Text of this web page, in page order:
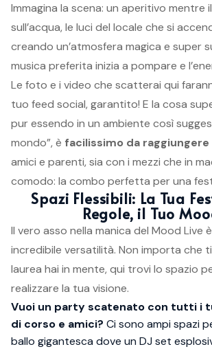
Immagina la scena: un aperitivo mentre
sull’acqua, le luci del locale che si
creando un’atmosfera magica e super
musica preferita inizia a pompare e
Le foto e i video che scatterai qui
tuo feed social, garantito! E la cosa
pur essendo in un ambiente così
mondo”, è facilissimo da raggiungere
amici e parenti, sia con i mezzi che in
comodo: la combo perfetta per una
Spazi Flessibili: La Tua
Regole, il Tuo
Il vero asso nella manica del Mood Live
incredibile versatilità. Non importa che
laurea hai in mente, qui trovi lo spazio
realizzare la tua visione.
Vuoi un party scatenato con tutti i
di corso e amici? Ci sono ampi spazi
ballo gigantesca dove un DJ set